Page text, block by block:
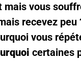
vous
recevez peu
vous
certaines